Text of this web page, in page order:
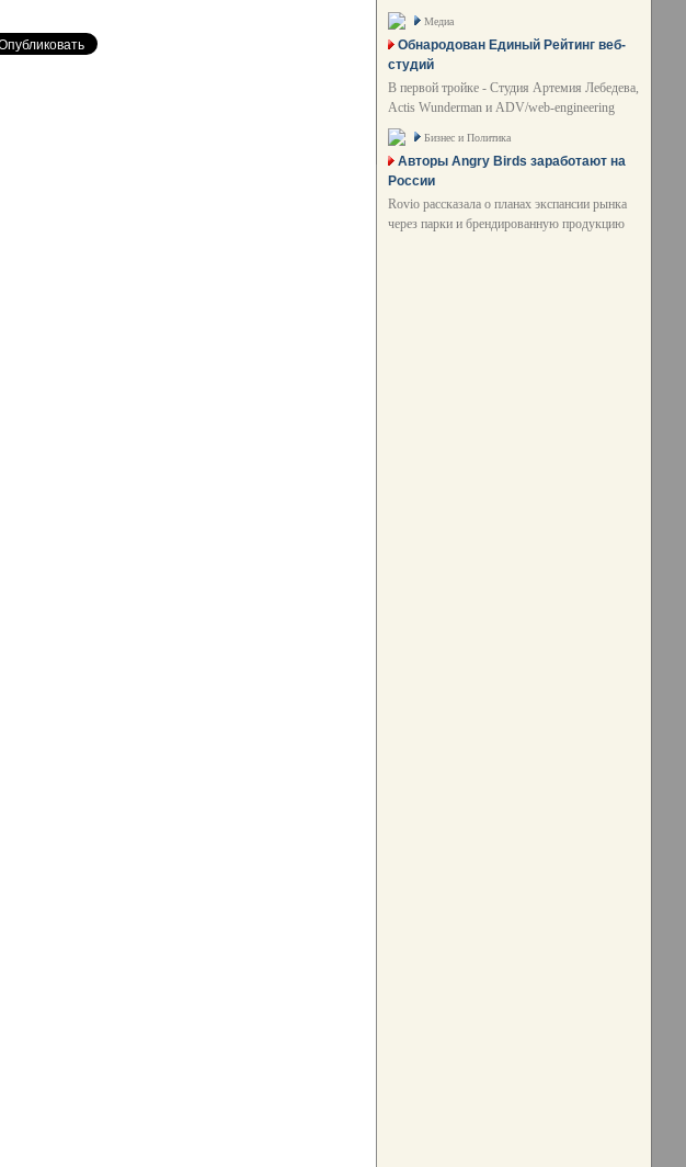
Медиа
Обнародован Единый Рейтинг веб-
студий
В первой тройке - Студия Артемия Лебедева,
Actis Wunderman и ADV/web-engineering
Бизнес и Политика
Авторы Angry Birds заработают на
России
Rovio рассказала о планах экспансии рынка
через парки и брендированную продукцию